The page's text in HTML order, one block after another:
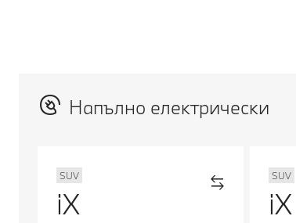
Напълно електрически
SUV
iX
SUV
iX